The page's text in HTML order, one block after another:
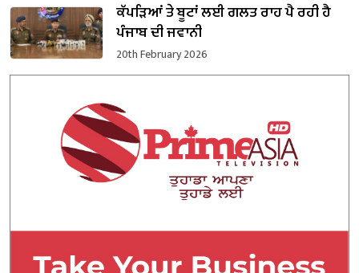
ਕੱਪੜਿਆਂ ਤੇ ਬੂਟਾਂ ਲਈ ਗਲਤ ਰਾਹ ਪੈ ਰਹੀ ਹੈ
ਪੰਜਾਬ ਦੀ ਜਵਾਨੀ
20th February 2026